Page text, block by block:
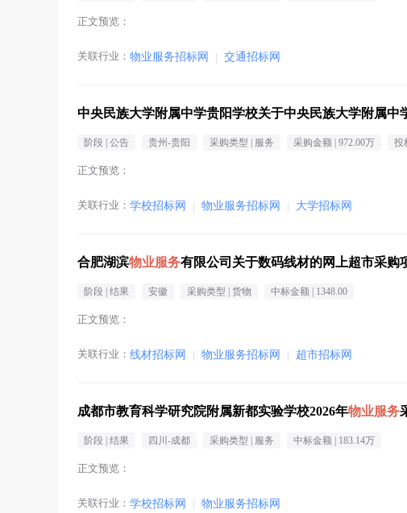
正文预览：
关联行业： 物业服务招标网 | 交通招标网
中央民族大学附属中学贵阳学校关于中央民族大学附属中
阶段 | 公告 贵州-贵阳 采购类型 | 服务 采购金额 | 972.00万 投
正文预览：
关联行业： 学校招标网 | 物业服务招标网 | 大学招标网
合肥湖滨物业服务有限公司关于数码线材的网上超市采购
阶段 | 结果 安徽 采购类型 | 货物 中标金额 | 1348.00
正文预览：
关联行业： 线材招标网 | 物业服务招标网 | 超市招标网
成都市教育科学研究院附属新都实验学校2026年物业服务
阶段 | 结果 四川-成都 采购类型 | 服务 中标金额 | 183.14万
正文预览：
关联行业： 学校招标网 | 物业服务招标网